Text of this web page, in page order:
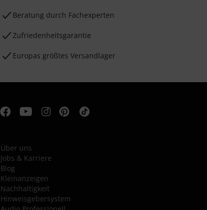
Beratung durch Fachexperten
Zufriedenheitsgarantie
Europas größtes Versandlager
Über uns
Jobs & Karriere
Blog
Kleinanzeigen
Nachhaltigkeit
Hinweisgebersystem